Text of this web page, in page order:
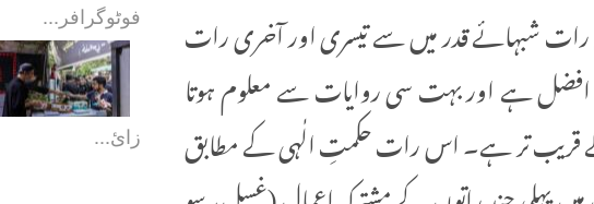
رات شبہائے قدر میں سے تیسری اور آخری رات
ہے اور بہت سی روایات سے معلوم ہوتا
تر ہے۔ اس رات حکمتِ الٰہی کے مطابق
فوٹوگرافر...
زائ...